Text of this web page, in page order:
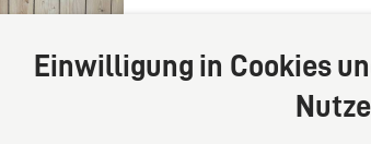
Einwilligung in Cookies